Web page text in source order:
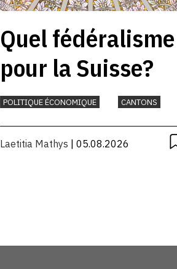
Quel fédéralisme
pour la Suisse?
POLITIQUE ÉCONOMIQUE CANTONS
Laetitia Mathys | 05.08.2026